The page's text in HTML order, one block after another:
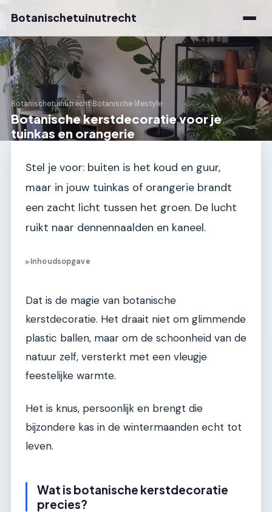
Botanischetuinutrecht
Botanischetuinutrecht›Botanische lifestyle
Botanische kerstdecoratie voor je
tuinkas en orangerie
Stel je voor: buiten is het koud en guur,
maar in jouw tuinkas of orangerie brandt
een zacht licht tussen het groen. De lucht
ruikt naar dennennaalden en kaneel.
▶Inhoudsopgave
Dat is de magie van botanische
kerstdecoratie. Het draait niet om glimmende
plastic ballen, maar om de schoonheid van de
natuur zelf, versterkt met een vleugje
feestelijke warmte.
Het is knus, persoonlijk en brengt die
bijzondere kas in de wintermaanden echt tot
leven.
Wat is botanische kerstdecoratie
precies?